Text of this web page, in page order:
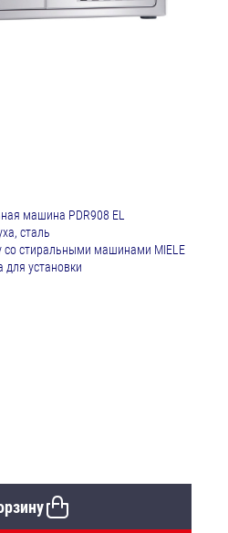
машина PDR908 EL
сталь
со стиральными машинами MIELE
установки